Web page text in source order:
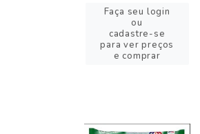
Faça seu login
ou
cadastre-se
para ver preços
e comprar